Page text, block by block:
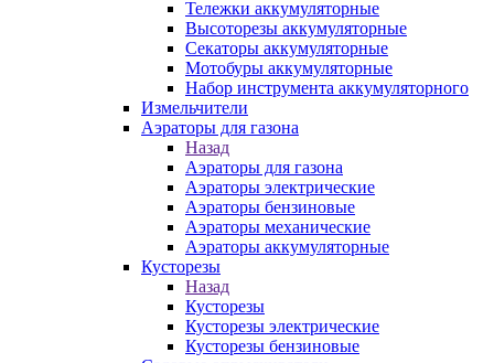
Тележки аккумуляторные
Высоторезы аккумуляторные
Секаторы аккумуляторные
Мотобуры аккумуляторные
Набор инструмента аккумуляторного
Измельчители
Аэраторы для газона
Назад
Аэраторы для газона
Аэраторы электрические
Аэраторы бензиновые
Аэраторы механические
Аэраторы аккумуляторные
Кусторезы
Назад
Кусторезы
Кусторезы электрические
Кусторезы бензиновые